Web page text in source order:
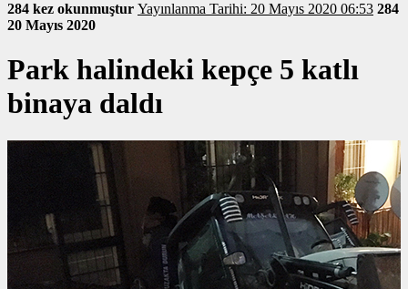
284 kez okunmuştur Yayınlanma Tarihi: 20 Mayıs 2020 06:53 284
20 Mayıs 2020
Park halindeki kepçe 5 katlı
binaya daldı